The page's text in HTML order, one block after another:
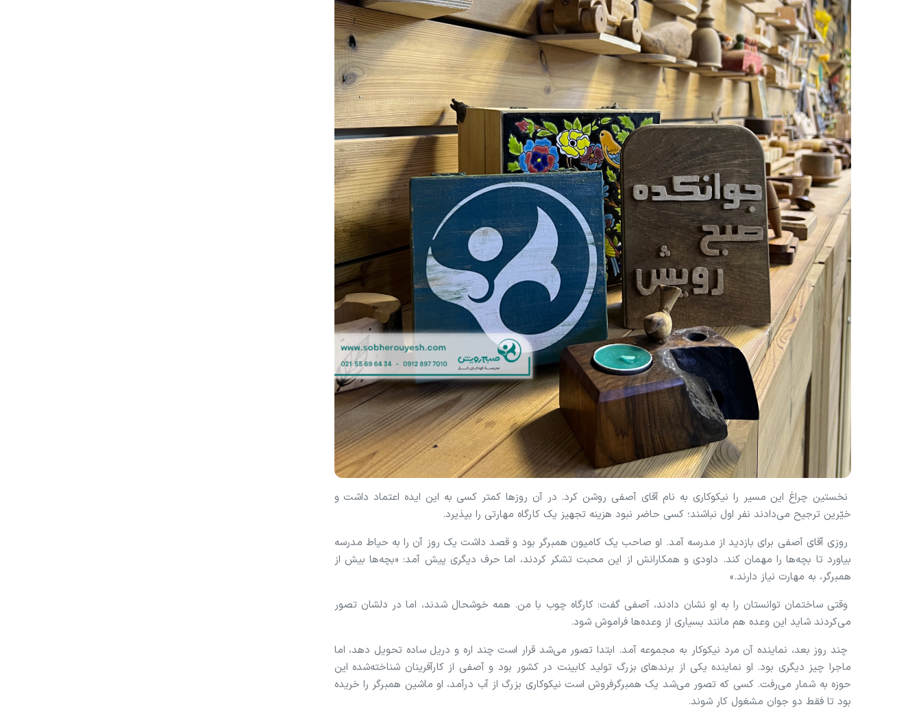
نخستین چراغ این مسیر را نیکوکاری به نام آقای آصفی روشن کرد. در آن روزها کمتر کسی به این ایده اعتماد داشت و
خیّرین ترجیح می‌دادند نفر اول نباشند؛ کسی حاضر نبود هزینه تجهیز یک کارگاه مهارتی را بپذیرد.
روزی آقای آصفی برای بازدید از مدرسه آمد. او صاحب یک کامیون همبرگر بود و قصد داشت یک روز آن را به حیاط مدرسه
بیاورد تا بچه‌ها را مهمان کند. داودی و همکارانش از این محبت تشکر کردند، اما حرف دیگری پیش آمد: «بچه‌ها بیش از
همبرگر، به مهارت نیاز دارند.»
وقتی ساختمان توانستان را به او نشان دادند، آصفی گفت: کارگاه چوب با من. همه خوشحال شدند، اما در دلشان تصور
می‌کردند شاید این وعده هم مانند بسیاری از وعده‌ها فراموش شود.
چند روز بعد، نماینده آن مرد نیکوکار به مجموعه آمد. ابتدا تصور می‌شد قرار است چند اره و دریل ساده تحویل دهد، اما
ماجرا چیز دیگری بود. او نماینده یکی از برندهای بزرگ تولید کابینت در کشور بود و آصفی از کارآفرینان شناخته‌شده این
حوزه به شمار می‌رفت. کسی که تصور می‌شد یک همبرگرفروش است نیکوکاری بزرگ از آب درآمد، او ماشین همبرگر را خریده
بود تا فقط دو جوان مشغول کار شوند.